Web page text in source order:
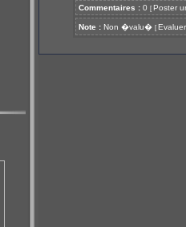
Commentaires : 0 [ Poster
Note : Non �valu� [ Evaluer